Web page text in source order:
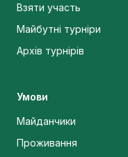
Взяти участь
Майбутні турніри
Архів турнірів
Умови
Майданчики
Проживання